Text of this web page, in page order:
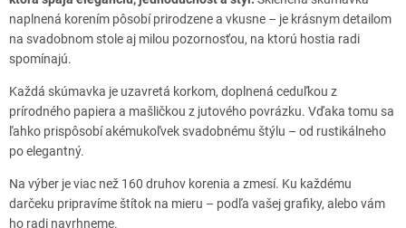
Pardubice partnerská prodejna
HODONÍN - Kousek zdraví
Hodonín
69501
ČADCA Farmeria
Palárikova, 022 01 Čadca, Slovensko
TRENČÍN - Naš Dvor / Potraviny nie otraviny
naplnená korením pôsobí prirodzene a vkusne – je krásnym detailom
na svadobnom stole aj milou pozornosťou, na ktorú hostia radi
spomínajú.
Každá skúmavka je uzavretá korkom, doplnená ceduľkou z
prírodného papiera a mašličkou z jutového povrázku. Vďaka tomu sa
ľahko prispôsobí akémukoľvek svadobnému štýlu – od rustikálneho
po elegantný.
Na výber je viac než 160 druhov korenia a zmesí. Ku každému
darčeku pripravíme štítok na mieru – podľa vašej grafiky, alebo vám
ho radi navrhneme.